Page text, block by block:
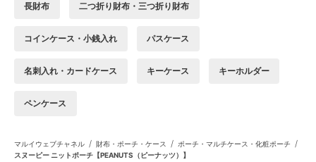
長財布 二つ折り財布・三つ折り財布
コインケース・小銭入れ パスケース
名刺入れ・カードケース キーケース キーホルダー
ペンケース
マルイウェブチャネル / 財布・ポーチ・ケース / ポーチ・マルチケース・化粧ポーチ /
スヌーピー ニットポーチ【PEANUTS（ピーナッツ）】